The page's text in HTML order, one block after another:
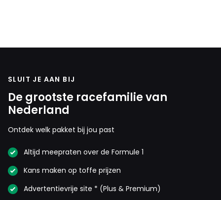
SLUIT JE AAN BIJ
De grootste racefamilie van
Nederland
Ontdek welk pakket bij jou past
Altijd meepraten over de Formule 1
Kans maken op toffe prijzen
Advertentievrije site * (Plus & Premium)